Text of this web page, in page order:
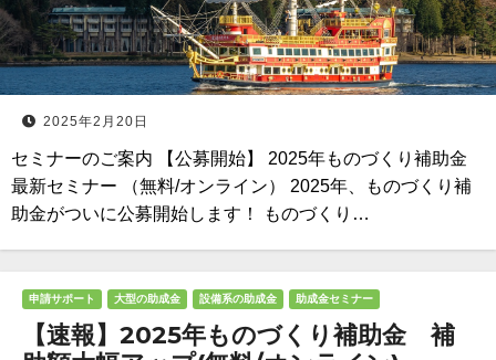
2025年2月20日
セミナーのご案内 【公募開始】 2025年ものづくり補助金
最新セミナー （無料/オンライン） 2025年、ものづくり補
助金がついに公募開始します！ ものづくり…
申請サポート 大型の助成金 設備系の助成金 助成金セミナー
【速報】2025年ものづくり補助金 補